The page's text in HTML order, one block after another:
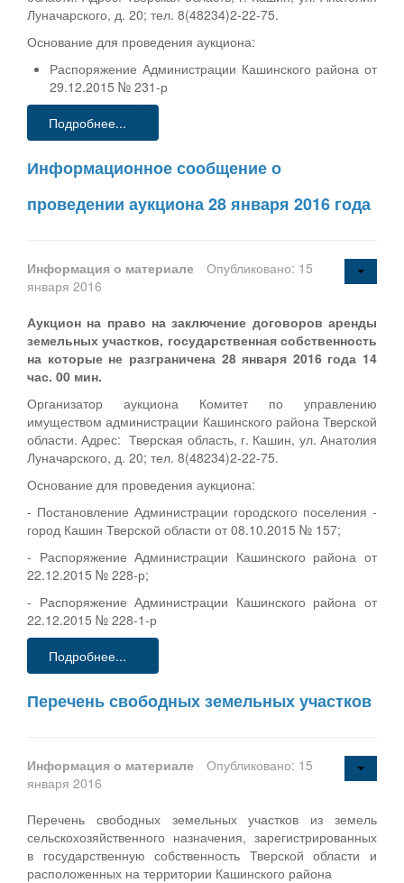
Луначарского, д. 20; тел. 8(48234)2-22-75.
Основание для проведения аукциона:
Распоряжение Администрации Кашинского района от
29.12.2015 № 231-р
Подробнее...
Информационное сообщение о
проведении аукциона 28 января 2016 года
Информация о материале
Опубликовано: 15
января 2016
Аукцион на право на заключение договоров аренды
земельных участков, государственная собственность
на которые не разграничена 28 января 2016 года 14
час. 00 мин.
Организатор аукциона Комитет по управлению
имуществом администрации Кашинского района Тверской
области. Адрес: Тверская область, г. Кашин, ул. Анатолия
Луначарского, д. 20; тел. 8(48234)2-22-75.
Основание для проведения аукциона:
- Постановление Администрации городского поселения -
город Кашин Тверской области от 08.10.2015 № 157;
- Распоряжение Администрации Кашинского района от
22.12.2015 № 228-р;
- Распоряжение Администрации Кашинского района от
22.12.2015 № 228-1-р
Подробнее...
Перечень свободных земельных участков
Информация о материале
Опубликовано: 15
января 2016
Перечень свободных земельных участков из земель
сельскохозяйственного назначения, зарегистрированных
в государственную собственность Тверской области и
расположенных на территории Кашинского района